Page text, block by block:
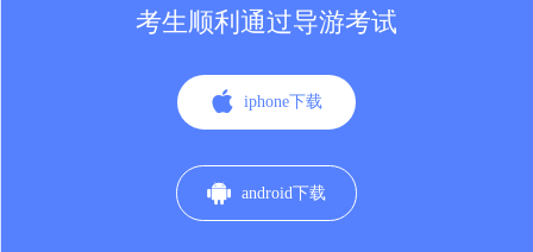
考生顺利通过导游考试
 iphone下载
 android下载